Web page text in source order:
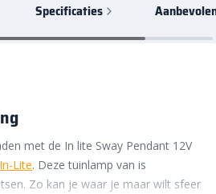
Specificaties
met de In lite Sway Pendant 12V
In-Lite. Deze tuinlamp van is
Zo kan je waar je maar wilt sfeer